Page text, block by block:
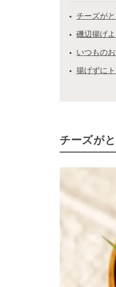
チーズが
磯辺揚げ
いつもの
揚げずに
チーズが